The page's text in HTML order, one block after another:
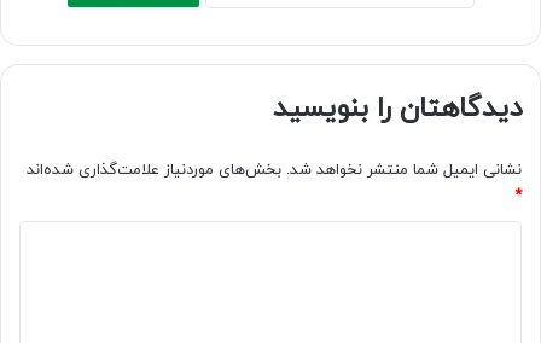
دیدگاهتان را بنویسید
نشانی ایمیل شما منتشر نخواهد شد. بخش‌های موردنیاز علامت‌گذاری شده‌اند
*